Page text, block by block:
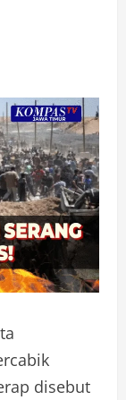
disebut